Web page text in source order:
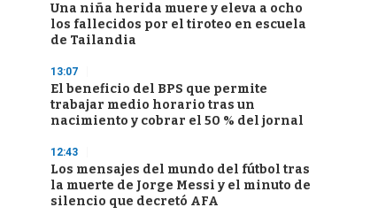
Una niña herida muere y eleva a ocho
los fallecidos por el tiroteo en escuela
de Tailandia
13:07
El beneficio del BPS que permite
trabajar medio horario tras un
nacimiento y cobrar el 50 % del jornal
12:43
Los mensajes del mundo del fútbol tras
la muerte de Jorge Messi y el minuto de
silencio que decretó AFA